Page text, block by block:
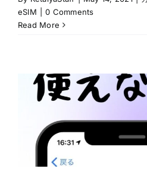
eSIM
0 Comments
Read More